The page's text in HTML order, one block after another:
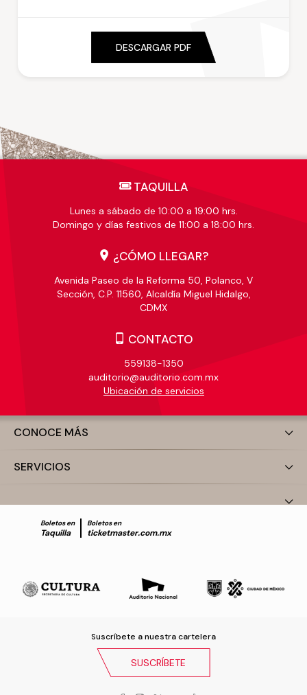
DESCARGAR PDF
TAQUILLA
Lunes a sábado de 10:00 a 19:00 hrs.
Domingo y días festivos de 11:00 a 18:00 hrs.
¿CÓMO LLEGAR?
Avenida Paseo de la Reforma 50, Polanco, V
Sección, C.P. 11560, Alcaldía Miguel Hidalgo,
CDMX
CONTACTO
559138-1350
auditorio@auditorio.com.mx
Ubicación de servicios
CONOCE MÁS
SERVICIOS
Boletos en
Taquilla
Boletos en
ticketmaster.com.mx
Suscríbete a nuestra cartelera
SUSCRÍBETE